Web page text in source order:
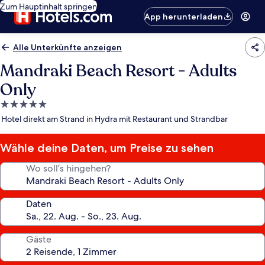
Zum Hauptinhalt springen
App herunterladen
Alle Unterkünfte anzeigen
Mandraki Beach Resort - Adults
Only
5.0-
Sterne-
Hotel direkt am Strand in Hydra mit Restaurant und Strandbar
Wähle deine Daten, um Preise zu sehen
Wo soll’s hingehen?
Daten
Gäste